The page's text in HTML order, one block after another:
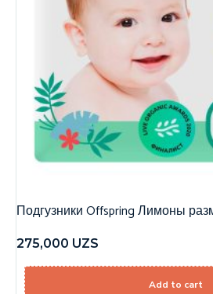
Подгузники Offspring Лимоны
275,000 UZS
Add to cart